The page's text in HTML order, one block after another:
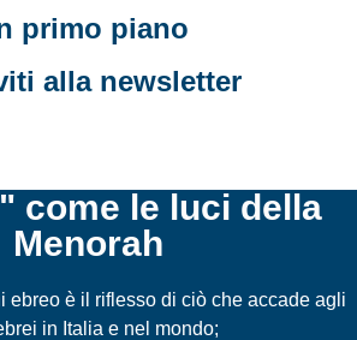
primo piano
alla newsletter
come le luci della
Menorah
ebreo è il riflesso di ciò che accade agli
in Italia e nel mondo;